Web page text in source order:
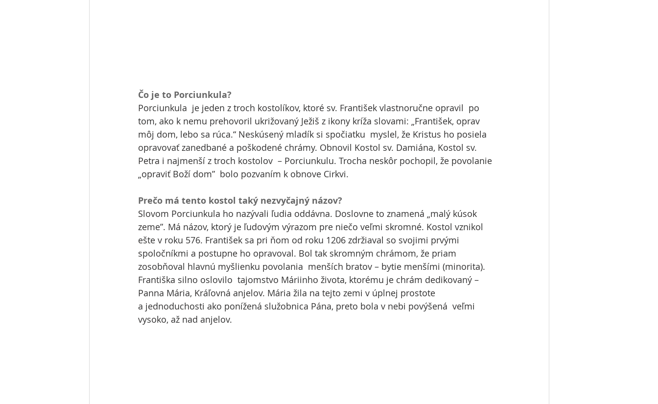
Čo je to Porciunkula?
Porciunkula  je jeden z troch kostolíkov, ktoré sv. František vlastnoručne opravil  po
tom, ako k nemu prehovoril ukrižovaný Ježiš z ikony kríža slovami: „František, oprav
môj dom, lebo sa rúca.“ Neskúsený mladík si spočiatku  myslel, že Kristus ho posiela
opravovať zanedbané a poškodené chrámy. Obnovil Kostol sv. Damiána, Kostol sv.
Petra i najmenší z troch kostolov  – Porciunkulu. Trocha neskôr pochopil, že povolanie
„opraviť Boží dom”  bolo pozvaním k obnove Cirkvi.
Prečo má tento kostol taký nezvyčajný názov?
Slovom Porciunkula ho nazývali ľudia oddávna. Doslovne to znamená „malý kúsok
zeme”. Má názov, ktorý je ľudovým výrazom pre niečo veľmi skromné. Kostol vznikol
ešte v roku 576. František sa pri ňom od roku 1206 zdržiaval so svojimi prvými
spoločníkmi a postupne ho opravoval. Bol tak skromným chrámom, že priam
zosobňoval hlavnú myšlienku povolania  menších bratov – bytie menšími (minorita).
Františka silno oslovilo  tajomstvo Máriinho života, ktorému je chrám dedikovaný –
Panna Mária, Kráľovná anjelov. Mária žila na tejto zemi v úplnej prostote
a jednoduchosti ako ponížená služobnica Pána, preto bola v nebi povýšená  veľmi
vysoko, až nad anjelov.